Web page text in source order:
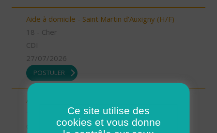
Aide à domicile - Saint Martin d'Auxigny (H/F)
18 - Cher
CDI
27/07/2026
POSTULER
Aide à domicile - Bourges (H/F)
Ce site utilise des
cookies et vous donne